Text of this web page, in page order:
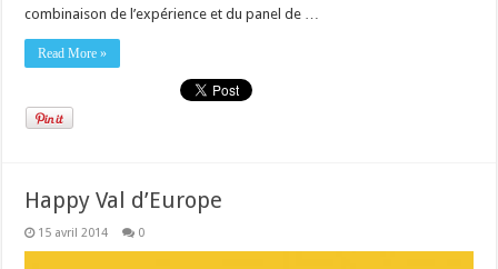
combinaison de l’expérience et du panel de …
Read More »
Happy Val d’Europe
15 avril 2014 0